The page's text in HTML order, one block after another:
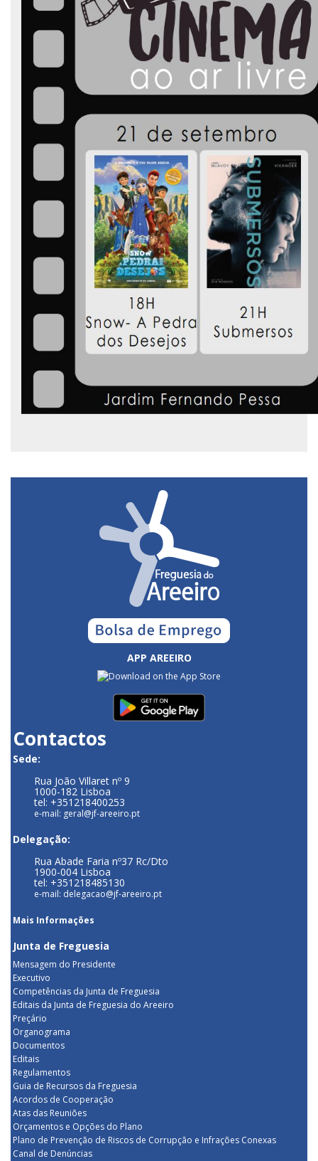
APP AREEIRO
Contactos
Sede:
Rua João Villaret nº 9
1000-182 Lisboa
tel: +351218400253
e-mail: geral@jf-areeiro.pt
Delegação:
Rua Abade Faria nº37 Rc/Dto
1900-004 Lisboa
tel: +351218485130
e-mail: delegacao@jf-areeiro.pt
Mais Informações
Junta de Freguesia
Mensagem do Presidente
Executivo
Competências da Junta de Freguesia
Editais da Junta de Freguesia do Areeiro
Preçário
Organograma
Documentos
Editais
Regulamentos
Guia de Recursos da Freguesia
Acordos de Cooperação
Atas das Reuniões
Orçamentos e Opções do Plano
Plano de Prevenção de Riscos de Corrupção e Infrações Conexas
Canal de Denúncias